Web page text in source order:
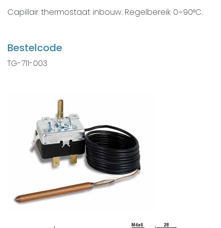
Capillair thermostaat inbouw. Regelbereik 0÷90°C.
Bestelcode
TG-711-003